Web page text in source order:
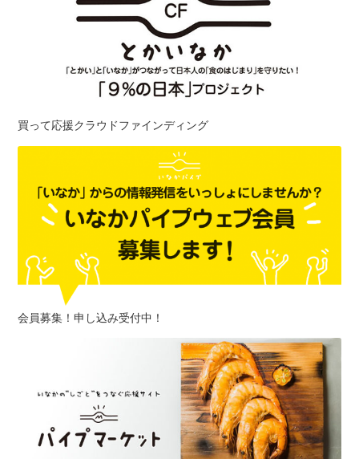
買って応援クラウドファインディング
会員募集！申し込み受付中！